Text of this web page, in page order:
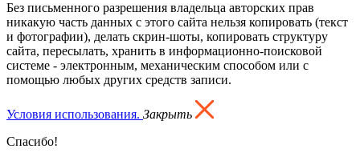
Без письменного разрешения владельца авторских прав
никакую часть данных с этого сайта нельзя копировать (текст
и фотографии), делать скрин-шоты, копировать структуру
сайта, пересылать, хранить в информационно-поисковой
системе - электронным, механическим способом или с
помощью любых других средств записи.
Условия использования. Закрыть
Спасибо!